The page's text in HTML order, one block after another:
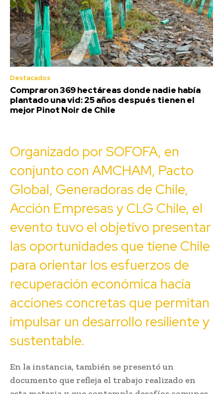
Destacados
Compraron 369 hectáreas donde nadie había
plantado una vid: 25 años después tienen el
mejor Pinot Noir de Chile
Organizado por SOFOFA, en
conjunto con AMCHAM, Pacto
Global, Generadoras de Chile,
Acción Empresas y CLG Chile, el
evento tuvo el objetivo presentar
las oportunidades que tiene Chile
para orientar los esfuerzos de
recuperación económica hacia
acciones concretas que permitan
impulsar un desarrollo resiliente y
sustentable.
En la instancia, también se presentó un
documento que refleja el trabajo realizado en